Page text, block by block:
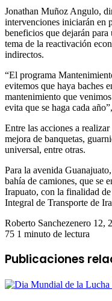
Jonathan Muñoz Angulo,
intervenciones iniciarán en
beneficios que dejarán
tema de la reactivación
indirectos.
“El programa
evitemos que haya baches
mantenimiento que
evita que se haga cada
Entre las acciones a
mejora de banquetas,
universal, entre otras.
Para la avenida
bahía de camiones, que se
Irapuato, con la finalidad
Integral de Transporte de
Roberto Sanchezenero 12,
75 1 minuto de lectura
Publicaciones